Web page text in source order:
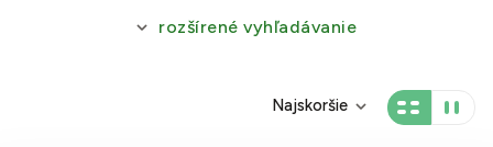
rozšírené vyhľadávanie
Najskoršie